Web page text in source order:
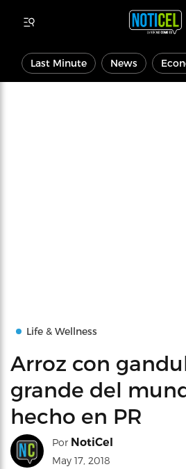
Last Minute News
Life & Wellness
Arroz con
grande del
hecho en PR
Por NotiCel
May 17, 2018